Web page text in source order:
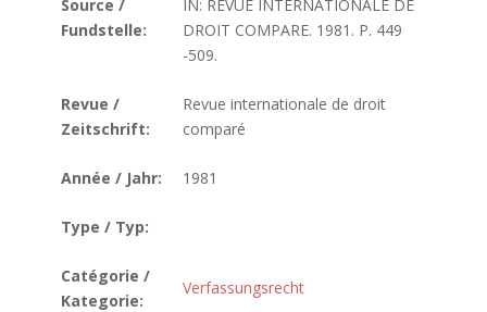
Source /
Fundstelle:
IN: REVUE INTERNATIONALE DE
DROIT COMPARE. 1981. P. 449
-509.
Revue /
Zeitschrift:
Revue internationale de droit
comparé
Année / Jahr: 1981
Type / Typ:
Catégorie /
Kategorie:
Verfassungsrecht